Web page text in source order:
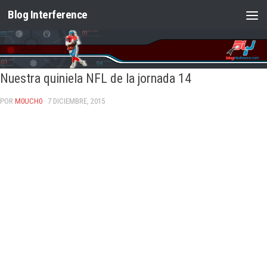
Saltar al contenido
Blog Interference
Nuestra quiniela NFL de la jornada 14
POR M0UCH0 · 7 DICIEMBRE, 2015